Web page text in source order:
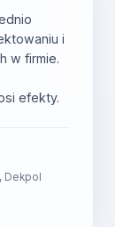
i
w firmie.
efekty.
Dekpol